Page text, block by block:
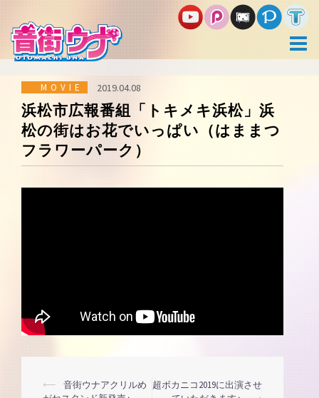
コ
ン
テ
ン
ツ
MOVIE 2019.04.08
浜松市広報番組「トキメキ浜松」浜
松の街はお花でいっぱい（はままつ
フラワーパーク）
⟵
音街ウナアクリルめ 超ボカニコ2019に出演させ